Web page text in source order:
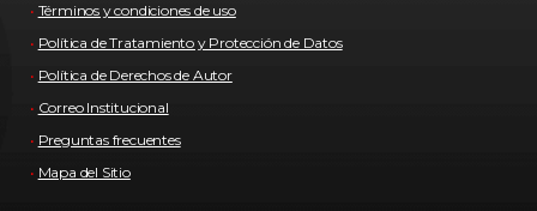
Términos y condiciones de uso
Política de Tratamiento y Protección de Datos
Política de Derechos de Autor
Correo Institucional
Preguntas frecuentes
Mapa del Sitio